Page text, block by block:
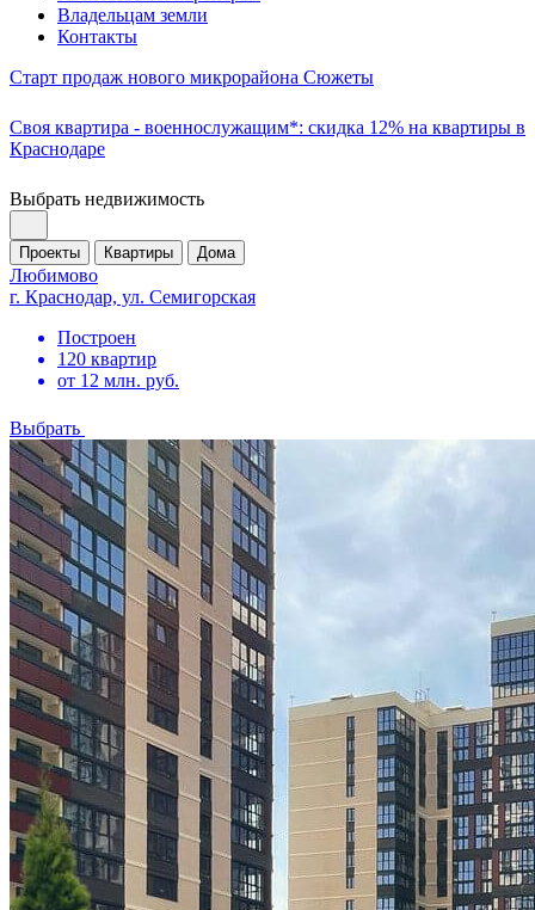
Владельцам земли
Контакты
Старт продаж нового микрорайона Сюжеты
Своя квартира - военнослужащим*: скидка 12% на квартиры в
Краснодаре
Выбрать недвижимость
Проекты Квартиры Дома
Любимово
г. Краснодар, ул. Семигорская
Построен
120 квартир
от 12 млн. руб.
Выбрать